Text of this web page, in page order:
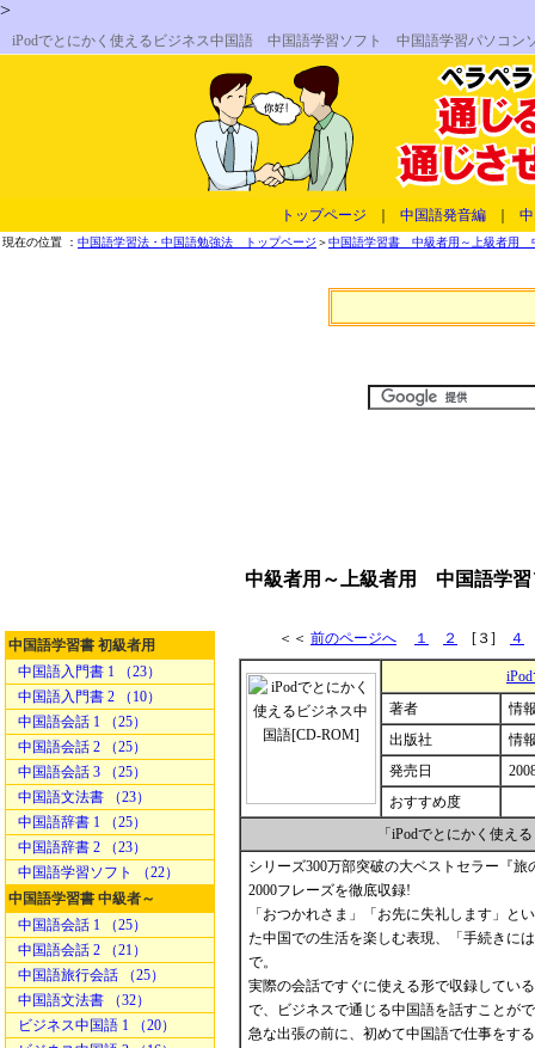
>
iPodでとにかく使えるビジネス中国語 中国語学習ソフト 中国語学習パソ
トップページ 中国語発音編
現在の位置 ： 中国語学習法・中国語勉強法 トップページ ＞中国語学習書 中級者用～上級者用
中級者用～上級者用 中国語学
中国語学習書 初級者用
中国語入門書 1 （23）
中国語入門書 2 （10）
中国語会話 1 （25）
中国語会話 2 （25）
中国語会話 3 （25）
中国語文法書 （23）
中国語辞書 1 （25）
中国語辞書 2 （23）
中国語学習ソフト （22）
中国語学習書 中級者～
中国語会話 1 （25）
中国語会話 2 （21）
中国語旅行会話 （25）
中国語文法書 （32）
ビジネス中国語 1 （20）
＜＜ 前のページへ １ ２ [３] ４
著者
情
出版社
情
発売日
おすすめ度
「iPodでとにかく使え
シリーズ300万部突破の大ベストセラー『
2000フレーズを徹底収録!
「おつかれさま」「お先に失礼します」と
た中国での生活を楽しむ表現、「手続きに
で。
実際の会話ですぐに使える形で収録してい
で、ビジネスで通じる中国語を話すことが
急な出張の前に、初めて中国語で仕事をす